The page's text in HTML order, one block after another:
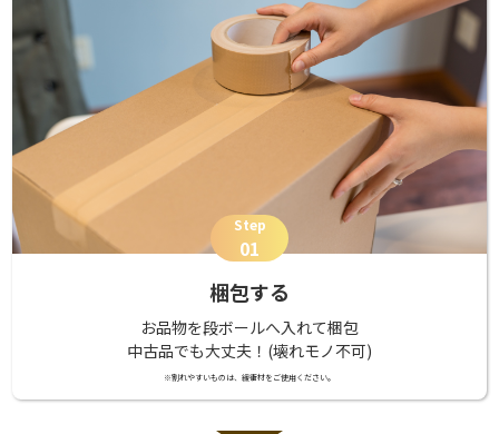
Step
01
梱包する
お品物を段ボールへ入れて梱包
中古品でも大丈夫！(壊れモノ不可)
※割れやすいものは、緩衝材をご使用ください。